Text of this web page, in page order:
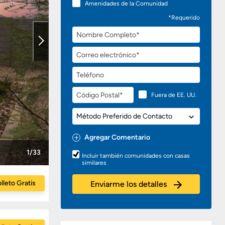
Amenidades de la Comunidad
*Requerido
Nombre
Completo
Correo
electrónico
Teléfono
Código
Postal
Fuera de EE. UU.
Método
Preferido
de
Contacto
Agregar Comentario
Preguntas
o
Comentarios
Incluir también comunidades con casas
similares
Enviarme los detalles
1/33
Gratis